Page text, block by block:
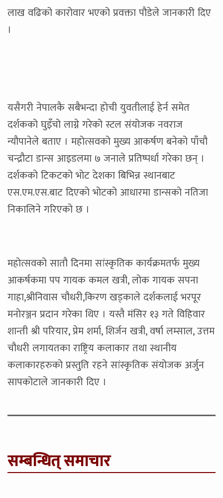
लाख वढिको कारोवार भएको प्रवक्ता पौडेले जानकारी दिए
।
यसैगरी नेपालकै सबैभन्दा होची युवतीलाई हेर्न समेत
दर्शकको घुइँचो लाग्ने गरेको स्टल संयोजक नवराज
न्यौपानेले बताए । महोत्सवको मुख्य आकर्षण बनेको पाँचौ
चन्द्रौटा डान्स आइडलमा ७ जनाले प्रतिष्पर्धा गरेका छन् ।
दर्शकको टिकटको भोट देशका बिभिन्न स्थानबाट
एस.एम.एस.बाट दिएको भोटको आधारमा डान्सको नतिजा
निकालिने गरिएको छ ।
महोत्सवको सातौ दिनमा सांस्कृतिक कार्यक्रमतर्फ मुख्य
आकर्षकमा पप गायक कमल खत्री, लोक गायक सपना
गाहा,श्रीनिवास चौधरी,किरण खड्काले दर्शकलाई भरपूर
मनोरञ्जन प्रदान गरेका थिए । यस्तै मंसिर १३ गते विहिवार
शान्ती श्री परियार, प्रेम शर्मा, शिर्जन खत्री, वर्षा लम्साल, उत्तम
चौधरी लगायतका राष्ट्रिय कलाकार तथा स्थानीय
कलाकारहरुको प्रस्तुति रहने सांस्कृतिक संयोजक अर्जुन
सापकोटाले जानकारी दिए ।
सम्बन्धित् समाचार